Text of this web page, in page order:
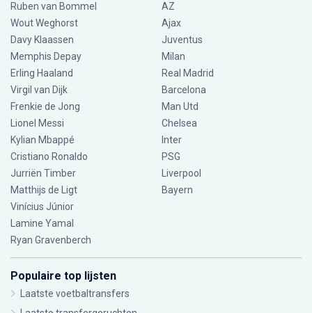
Ruben van Bommel
Wout Weghorst
Davy Klaassen
Memphis Depay
Erling Haaland
Virgil van Dijk
Frenkie de Jong
Lionel Messi
Kylian Mbappé
Cristiano Ronaldo
Jurriën Timber
Matthijs de Ligt
Vinícius Júnior
Lamine Yamal
Ryan Gravenberch
AZ
Ajax
Juventus
Milan
Real Madrid
Barcelona
Man Utd
Chelsea
Inter
PSG
Liverpool
Bayern
Populaire top lijsten
Laatste voetbaltransfers